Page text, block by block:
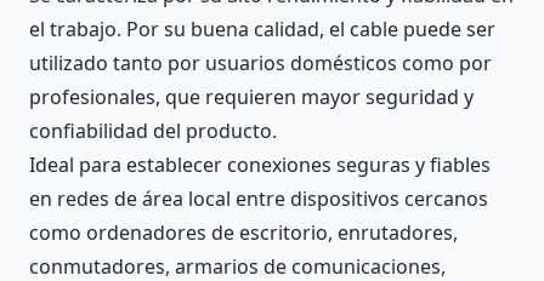
el trabajo. Por su buena calidad, el cable puede ser
utilizado tanto por usuarios domésticos como por
profesionales, que requieren mayor seguridad y
confiabilidad del producto.
Ideal para establecer conexiones seguras y fiables
en redes de área local entre dispositivos cercanos
como ordenadores de escritorio, enrutadores,
conmutadores, armarios de comunicaciones,